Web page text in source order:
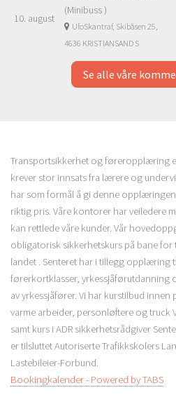
10. august
(Minibuss )
UfoSkantraf, Skibåsen 25,
4636 KRISTIANSAND S
Se alle våre
Transportsikkerhet og føreropplæring
krever stor innsats fra lærere og
har som formål å gi denne
riktig pris. Våre kontorer har veiledere
kan rettlede våre kunder. Vår
obligatorisk sikkerhetskurs på bane
landet . Senteret har i tillegg opplæring
førerkortklasser, yrkessjåførutdanning
av yrkessjåfører. Vi har kurstilbud innen
varme arbeider, personløftere og truck
samt kurs i ADR sikkerhetsrådgiver
er tilsluttet Autoriserte Traﬁkkskolers
Lastebileier-Forbund.
Bookingkalender - Powered by TABS